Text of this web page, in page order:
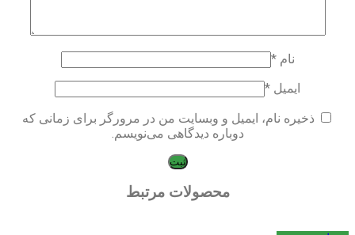
نام*
ایمیل *
ذخیره نام، ایمیل و وبسایت من در مرورگر برای زمانی که
دوباره دیدگاهی می‌نویسم.
محصولات مرتبط